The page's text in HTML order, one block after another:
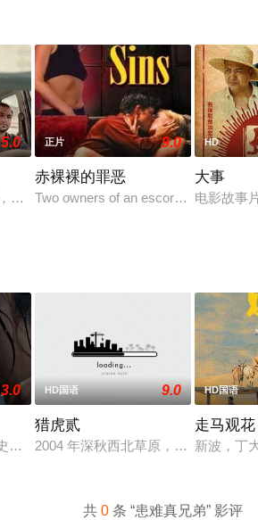
明星精彩演绎的法国电影，手机免费
电影、电视猫或剧情网等平台了解。
5.0
一对中年夫妻因为国家经济崩溃失去了
正片 9.0
赤裸裸的罪恶
Two owners of an escort service
HD
大事
电影故事
3.0
为创作底色，在尊重历史真实性的前提下
HD国语 9.0
猎虎贰
2004 年深秋西北草原，假交警截停
HD国语
走马观花
新波，丁
共0 条 “患难真兄弟” 影评